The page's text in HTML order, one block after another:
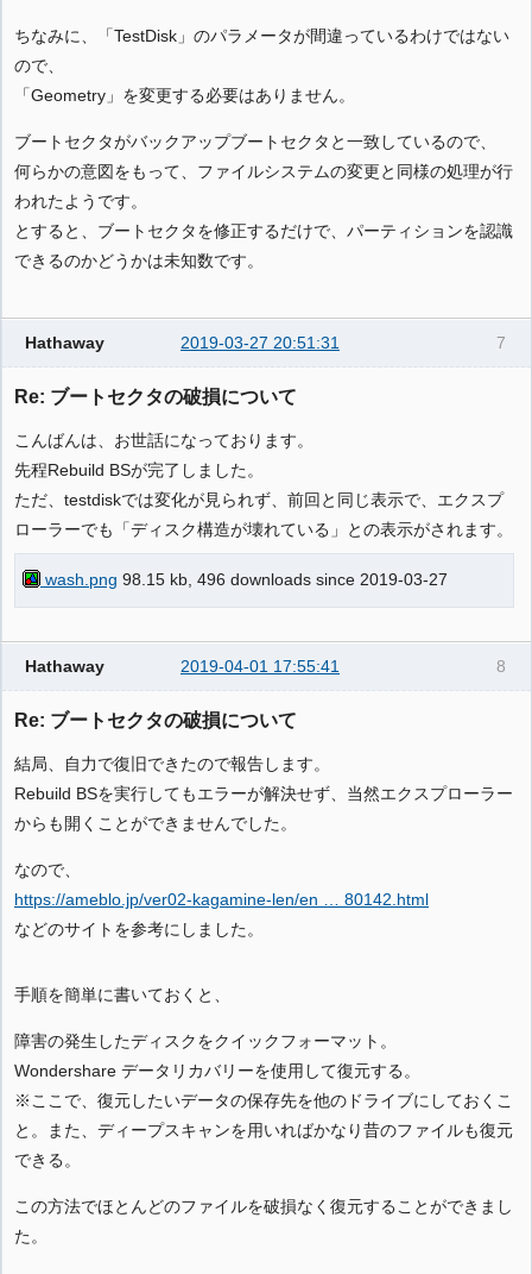
ちなみに、「TestDisk」のパラメータが間違っているわけではない
ので、
「Geometry」を変更する必要はありません。
ブートセクタがバックアップブートセクタと一致しているので、
何らかの意図をもって、ファイルシステムの変更と同様の処理が行
われたようです。
とすると、ブートセクタを修正するだけで、パーティションを認識
できるのかどうかは未知数です。
7
Hathaway 2019-03-27 20:51:31
Re: ブートセクタの破損について
こんばんは、お世話になっております。
先程Rebuild BSが完了しました。
ただ、testdiskでは変化が見られず、前回と同じ表示で、エクスプ
ローラーでも「ディスク構造が壊れている」との表示がされます。
wash.png 98.15 kb, 496 downloads since 2019-03-27
8
Hathaway 2019-04-01 17:55:41
Re: ブートセクタの破損について
結局、自力で復旧できたので報告します。
Rebuild BSを実行してもエラーが解決せず、当然エクスプローラー
からも開くことができませんでした。
なので、
https://ameblo.jp/ver02-kagamine-len/en … 80142.html
などのサイトを参考にしました。
手順を簡単に書いておくと、
障害の発生したディスクをクイックフォーマット。
Wondershare データリカバリーを使用して復元する。
※ここで、復元したいデータの保存先を他のドライブにしておくこ
と。また、ディープスキャンを用いればかなり昔のファイルも復元
できる。
この方法でほとんどのファイルを破損なく復元することができまし
た。